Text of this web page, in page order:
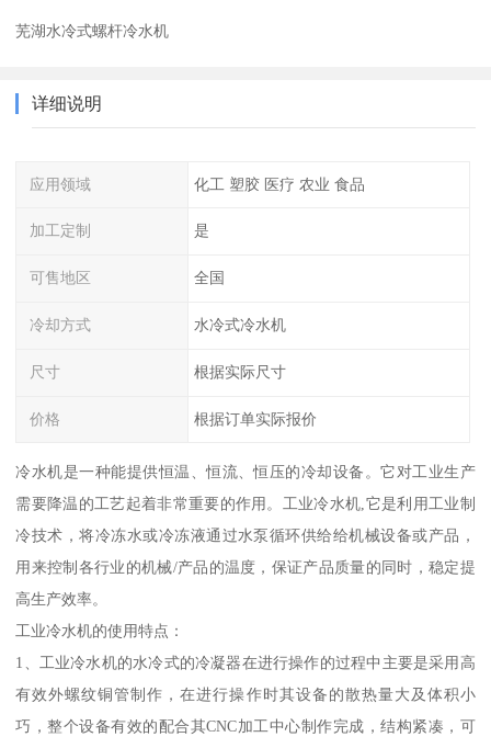
芜湖水冷式螺杆冷水机
详细说明
应用领域 化工 塑胶 医疗 农业 食品
加工定制 是
可售地区 全国
冷却方式 水冷式冷水机
尺寸 根据实际尺寸
价格 根据订单实际报价
冷水机是一种能提供恒温、恒流、恒压的冷却设备。它对工业生产
需要降温的工艺起着非常重要的作用。工业冷水机,它是利用工业制
冷技术，将冷冻水或冷冻液通过水泵循环供给给机械设备或产品，
用来控制各行业的机械/产品的温度，保证产品质量的同时，稳定提
高生产效率。
工业冷水机的使用特点：
1、工业冷水机的水冷式的冷凝器在进行操作的过程中主要是采用高
有效外螺纹铜管制作，在进行操作时其设备的散热量大及体积小
巧，整个设备有效的配合其CNC加工中心制作完成，结构紧凑，可